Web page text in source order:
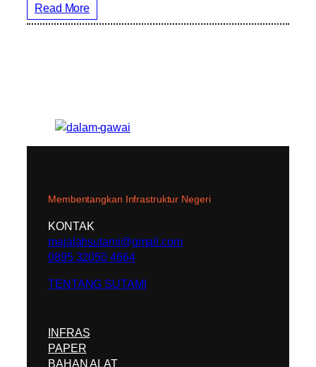
Read More
Membentangkan Infrastruktur Negeri
KONTAK
majalahsutami@gmail.com
0895 32050 4664
TENTANG SUTAMI
INFRAS
PAPER
BAHAN ALAT